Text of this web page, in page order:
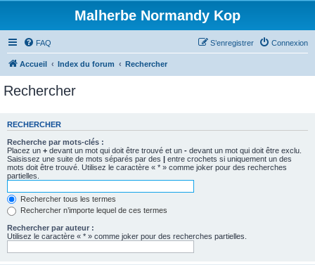
Malherbe Normandy Kop
FAQ Connexion
S’enregistrer
Accueil Index du forum Rechercher
Rechercher
RECHERCHER
Recherche par mots-clés :
Placez un + devant un mot qui doit être trouvé et un - devant un mot qui doit être exclu.
Saisissez une suite de mots séparés par des | entre crochets si uniquement un des
mots doit être trouvé. Utilisez le caractère « * » comme joker pour des recherches
partielles.
Rechercher tous les termes
Rechercher n’importe lequel de ces termes
Rechercher par auteur :
Utilisez le caractère « * » comme joker pour des recherches partielles.